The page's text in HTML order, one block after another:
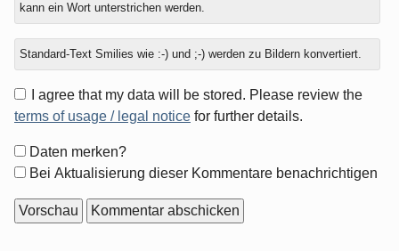
kann ein Wort unterstrichen werden.
Standard-Text Smilies wie :-) und ;-) werden zu Bildern konvertiert.
I agree that my data will be stored. Please review the
terms of usage / legal notice for further details.
Formular-
Optionen
Daten merken?
Bei Aktualisierung dieser Kommentare benachrichtigen